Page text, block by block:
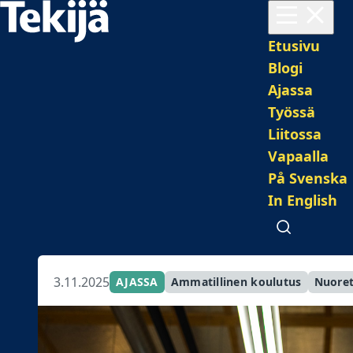
Etusivu
Blogi
Ajassa
Työssä
Liitossa
Vapaalla
På Svenska
In English
Avaa haku
3.11.2025 AJASSA Ammatillinen koulutus Nuoret